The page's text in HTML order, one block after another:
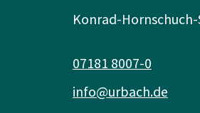
Konrad-
info@urbach.de
07181 8007-0